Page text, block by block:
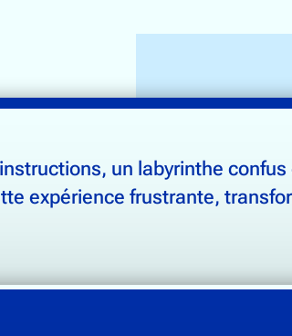
un labyrinthe confus
expérience frustrante,